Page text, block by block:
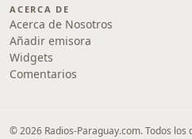
ACERCA DE
Acerca de Nosotros
Añadir emisora
Widgets
Comentarios
© 2026 Radios-Paraguay.com. Todos los